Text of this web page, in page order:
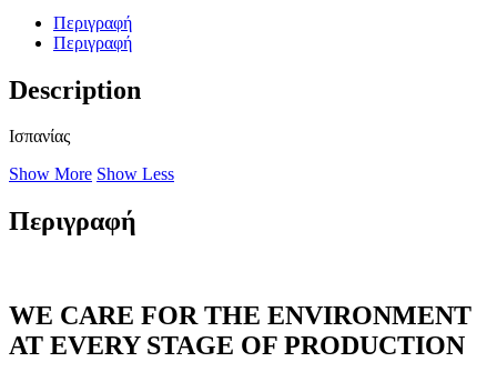
Περιγραφή
Περιγραφή
Description
Ισπανίας
Show More Show Less
Περιγραφή
WE CARE FOR THE ENVIRONMENT
AT EVERY STAGE OF PRODUCTION